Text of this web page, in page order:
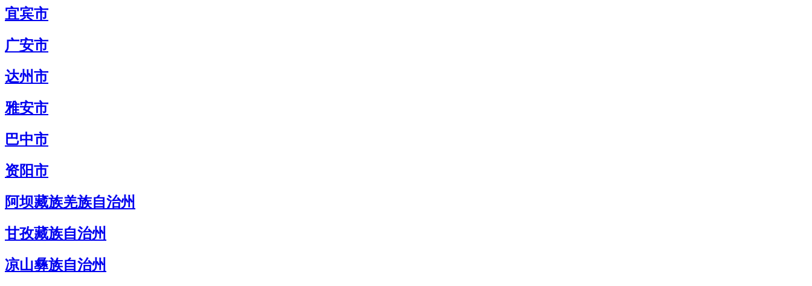
宜宾市
广安市
达州市
雅安市
巴中市
资阳市
阿坝藏族羌族自治州
甘孜藏族自治州
凉山彝族自治州